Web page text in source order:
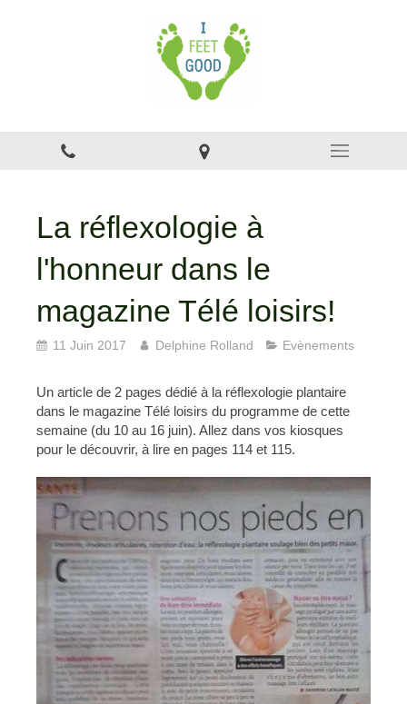
La réflexologie à
l'honneur dans le
magazine Télé loisirs!
11 Juin 2017 Delphine Rolland Evènements
Un article de 2 pages dédié à la réflexologie plantaire
dans le magazine Télé loisirs du programme de cette
semaine (du 10 au 16 juin). Allez dans vos kiosques
pour le découvrir, à lire en pages 114 et 115.